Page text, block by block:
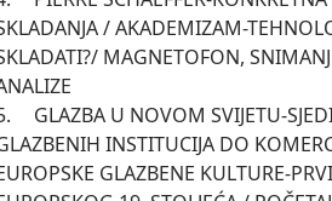
/ AKADEMIZAM-
MAGNETOFON,
DRŽAVE ; OD USPOSTAVE
INSTITUCIJA DO
GLAZBENE KULTURE-